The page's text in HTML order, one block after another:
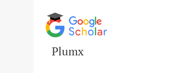
Plumx